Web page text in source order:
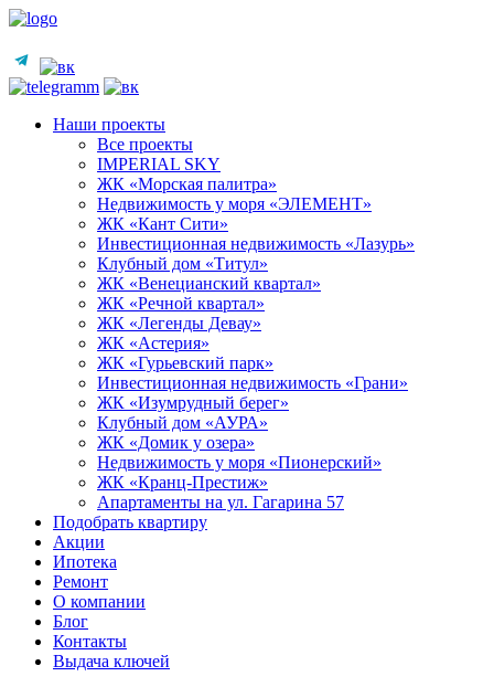
Наши проекты
Все проекты
IMPERIAL SKY
ЖК «Морская палитра»
Недвижимость у моря «ЭЛЕМЕНТ»
ЖК «Кант Сити»
Инвестиционная недвижимость «Лазурь»
Клубный дом «Титул»
ЖК «Венецианский квартал»
ЖК «Речной квартал»
ЖК «Легенды Девау»
ЖК «Астерия»
ЖК «Гурьевский парк»
Инвестиционная недвижимость «Грани»
ЖК «Изумрудный берег»
Клубный дом «АУРА»
ЖК «Домик у озера»
Недвижимость у моря «Пионерский»
ЖК «Кранц-Престиж»
Апартаменты на ул. Гагарина 57
Подобрать квартиру
Акции
Ипотека
Ремонт
О компании
Блог
Контакты
Выдача ключей